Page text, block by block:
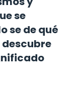
se
se de qué
descubre